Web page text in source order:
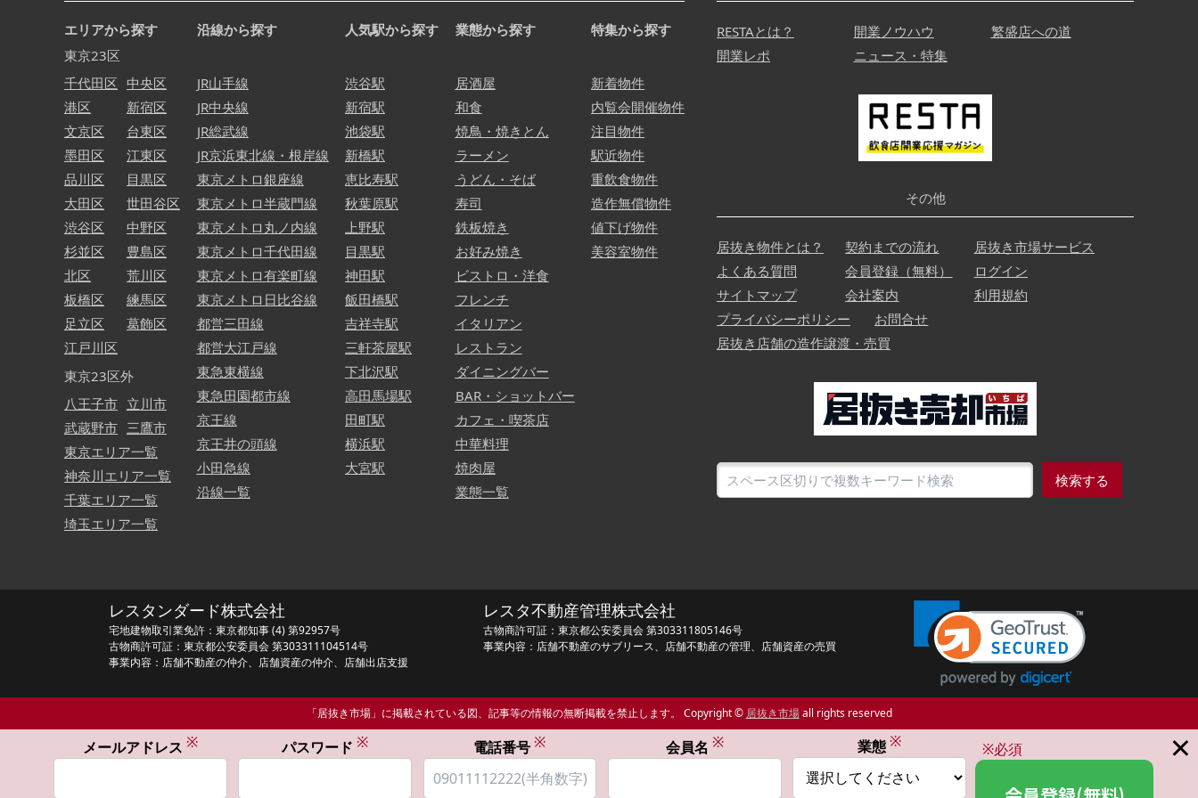
エリアから探す
東京23区
千代田区
港区
文京区
墨田区
品川区
大田区
渋谷区
杉並区
北区
板橋区
足立区
江戸川区
中央区
新宿区
台東区
江東区
目黒区
世田谷区
中野区
豊島区
荒川区
練馬区
葛飾区
東京23区外
八王子市
武蔵野市
立川市
三鷹市
東京エリア一覧
神奈川エリア一覧
千葉エリア一覧
埼玉エリア一覧
沿線から探す
JR山手線
JR中央線
JR総武線
JR京浜東北線・根岸線
東京メトロ銀座線
東京メトロ半蔵門線
東京メトロ丸ノ内線
東京メトロ千代田線
東京メトロ有楽町線
東京メトロ日比谷線
都営三田線
都営大江戸線
東急東横線
東急田園都市線
京王線
京王井の頭線
小田急線
沿線一覧
人気駅から探す
渋谷駅
新宿駅
池袋駅
新橋駅
恵比寿駅
秋葉原駅
上野駅
目黒駅
神田駅
飯田橋駅
吉祥寺駅
三軒茶屋駅
下北沢駅
高田馬場駅
田町駅
横浜駅
大宮駅
業態から探す
居酒屋
和食
焼鳥・焼きとん
ラーメン
うどん・そば
寿司
鉄板焼き
お好み焼き
ビストロ・洋食
フレンチ
イタリアン
レストラン
ダイニングバー
BAR・ショットバー
カフェ・喫茶店
中華料理
焼肉屋
業態一覧
特集から探す
新着物件
内覧会開催物件
注目物件
駅近物件
重飲食物件
造作無償物件
値下げ物件
美容室物件
RESTAとは？ 開業ノウハウ
繁盛店への道
開業レポ
ニュース・特集
その他
居抜き物件とは？ 契約までの流れ
居抜き市場サービス
よくある質問
会員登録（無料）
ログイン
サイトマップ
会社案内
利用規約
プライバシーポリシー
お問合せ
居抜き店舗の造作譲渡・売買
検索する
レスタンダード株式会社
宅地建物取引業免許：東京都知事 (4) 第92957号
古物商許可証：東京都公安委員会 第303311104514号
事業内容：店舗不動産の仲介、店舗資産の仲介、店舗出店支援
レスタ不動産管理株式会社
古物商許可証：東京都公安委員会 第303311805146号
事業内容：店舗不動産のサブリース、店舗不動産の管理、店舗資産の売買
「居抜き市場」に掲載されている図、記事等の情報の無断掲載を禁止します。 Copyright © 居抜き市場all rights reserved
×
メールアドレス ※ パスワード ※ 電話番号 ※ 会員名 ※ 業態 ※ ※必須